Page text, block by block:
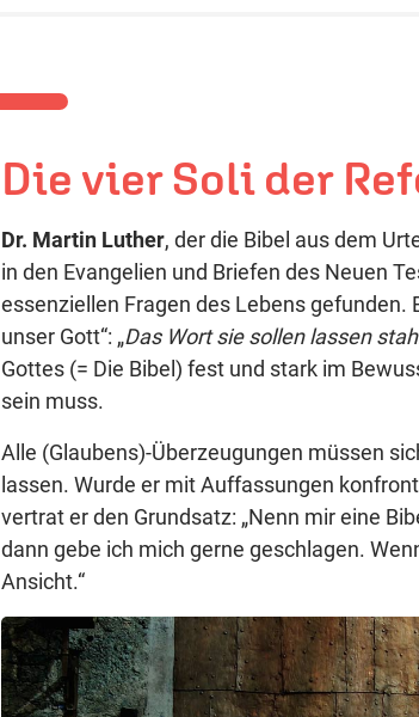
Die vier Soli der
Dr. Martin Luther, der die Bibel aus dem
in den Evangelien und Briefen des Neuen
essenziellen Fragen des Lebens gefunden.
unser Gott“: „Das Wort sie sollen lassen
Gottes (= Die Bibel) fest und stark im
sein muss.
Alle (Glaubens)-Überzeugungen müssen
lassen. Wurde er mit Auffassungen
vertrat er den Grundsatz: „Nenn mir eine
dann gebe ich mich gerne geschlagen.
Ansicht.“